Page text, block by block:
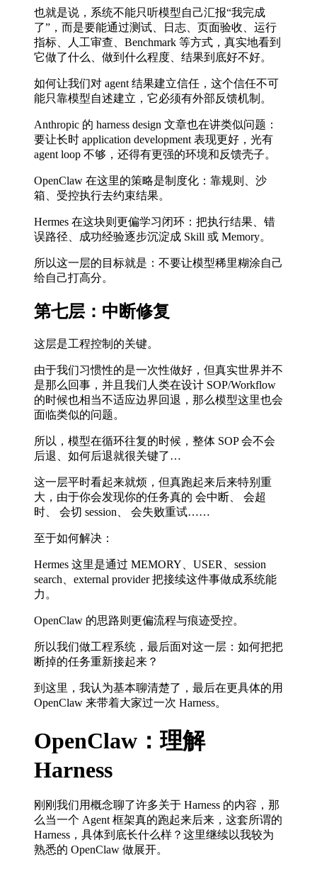
也就是说，系统不能只听模型自己汇报“我完成
了”，而是要能通过测试、日志、页面验收、运行
指标、人工审查、Benchmark 等方式，真实地看到
它做了什么、做到什么程度、结果到底好不好。
如何让我们对 agent 结果建立信任，这个信任不可
能只靠模型自述建立，它必须有外部反馈机制。
Anthropic 的 harness design 文章也在讲类似问题：
要让长时 application development 表现更好，光有
agent loop 不够，还得有更强的环境和反馈壳子。
OpenClaw 在这里的策略是制度化：靠规则、沙
箱、受控执行去约束结果。
Hermes 在这块则更偏学习闭环：把执行结果、错
误路径、成功经验逐步沉淀成 Skill 或 Memory。
所以这一层的目标就是：不要让模型稀里糊涂自己
给自己打高分。
第七层：中断修复
这层是工程控制的关键。
由于我们习惯性的是一次性做好，但真实世界并不
是那么回事，并且我们人类在设计 SOP/Workflow
的时候也相当不适应边界回退，那么模型这里也会
面临类似的问题。
所以，模型在循环往复的时候，整体 SOP 会不会
后退、如何后退就很关键了…
这一层平时看起来就烦，但真跑起来后来特别重
大，由于你会发现你的任务真的 会中断、 会超
时、 会切 session、 会失败重试……
至于如何解决：
Hermes 这里是通过 MEMORY、USER、session
search、external provider 把接续这件事做成系统能
力。
OpenClaw 的思路则更偏流程与痕迹受控。
所以我们做工程系统，最后面对这一层：如何把把
断掉的任务重新接起来？
到这里，我认为基本聊清楚了，最后在更具体的用
OpenClaw 来带着大家过一次 Harness。
OpenClaw：理解
Harness
刚刚我们用概念聊了许多关于 Harness 的内容，那
么当一个 Agent 框架真的跑起来后来，这套所谓的
Harness，具体到底长什么样？这里继续以我较为
熟悉的 OpenClaw 做展开。